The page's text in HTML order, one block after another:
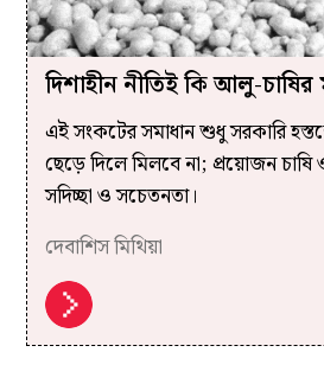
দিশাহীন নীতিই কি আলু-
এই সংকটের সমাধান শুধু সরকারি
ছেড়ে দিলে মিলবে না; প্রয়োজন
সদিচ্ছা ও সচেতনতা।
দেবাশিস মিথিয়া